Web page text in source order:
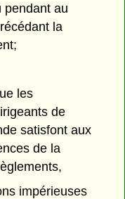
pendant au
la
les
de
satisfont aux
de la
impérieuses